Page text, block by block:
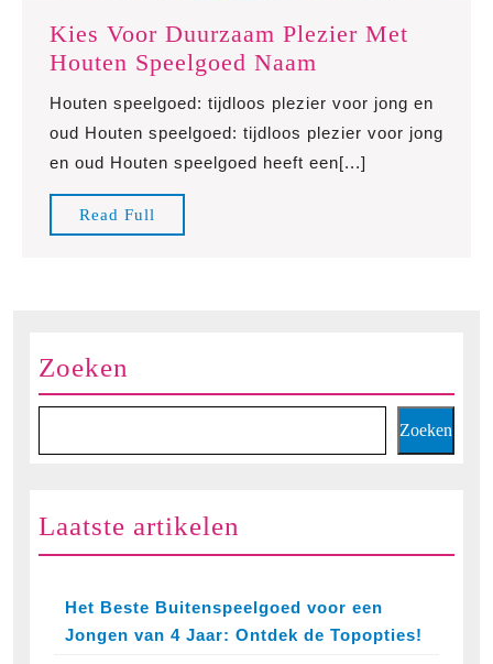
Kies Voor Duurzaam Plezier Met
Houten Speelgoed Naam
Duurzaam
Plezier
Met
Houten speelgoed: tijdloos plezier voor jong en
oud Houten speelgoed: tijdloos plezier voor jong
en oud Houten speelgoed heeft een[...]
Read Full
Full
Zoeken
Zoeken
Laatste artikelen
Het Beste Buitenspeelgoed voor een
Jongen van 4 Jaar: Ontdek de Topopties!